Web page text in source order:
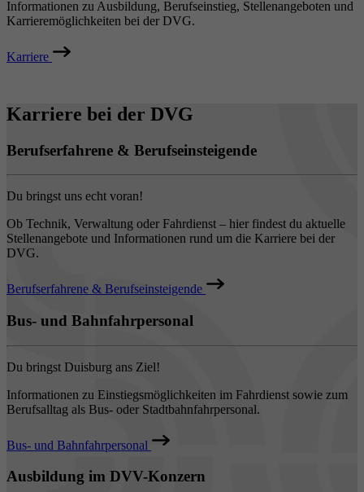
Informationen zu Ausbildung, Berufseinstieg, Stellenangeboten und
Karrieremöglichkeiten bei der DVG.
Karriere
Karriere bei der DVG
Berufserfahrene & Berufseinsteigende
Du bringst uns echt voran!
Ob Technik, Verwaltung oder Fahrdienst – hier findest du aktuelle
Stellenangebote und Informationen rund um die Karriere bei der
DVG.
Berufserfahrene & Berufseinsteigende
Bus- und Bahnfahrpersonal
Du bringst Duisburg ans Ziel!
Informationen zu Einstiegsmöglichkeiten im Fahrdienst sowie zum
Berufsalltag als Bus- oder Stadtbahnfahrpersonal.
Bus- und Bahnfahrpersonal
Ausbildung im DVV-Konzern